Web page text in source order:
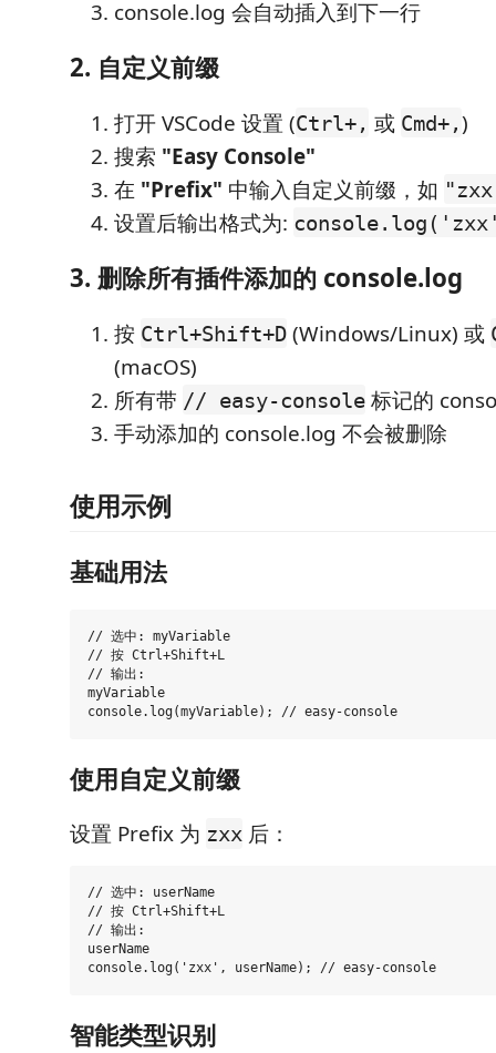
console.log 会自动插入到下一行
2. 自定义前缀
打开 VSCode 设置 (Ctrl+, 或 Cmd+,)
搜索 "Easy Console"
在 "Prefix" 中输入自定义前缀，如
设置后输出格式为:
3. 删除所有插件添加的 console.log
按 Ctrl+Shift+D (Windows/Linux) 或
(macOS)
所有带 // easy-console 标记的
手动添加的 console.log 不会被删除
使用示例
基础用法
// 选中: myVariable
// 按 Ctrl+Shift+L
// 输出:
myVariable
使用自定义前缀
设置 Prefix 为 zxx 后：
// 选中: userName
// 按 Ctrl+Shift+L
// 输出:
userName
智能类型识别